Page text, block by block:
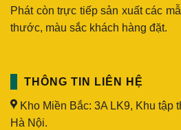
Phát còn trực tiếp sản xuất các
thước, màu sắc khách hàng đặt.
THÔNG TIN LIÊN HỆ
Kho Miền Bắc: 3A LK9, Khu tập
Hà Nội.